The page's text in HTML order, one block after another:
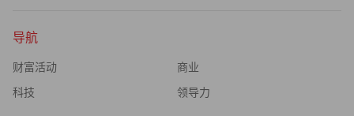
导航
财富活动 商业
科技 领导力